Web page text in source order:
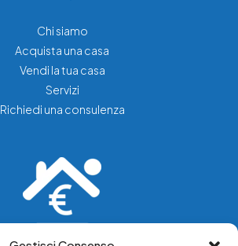
Chi siamo
Acquista una casa
Vendi la tua casa
Servizi
Richiedi una consulenza